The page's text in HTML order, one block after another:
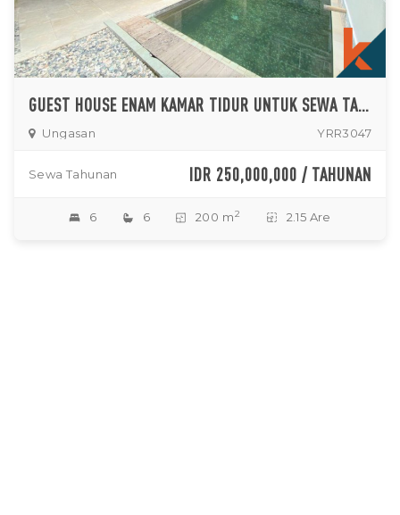
GUEST HOUSE ENAM KAMAR TIDUR UNTUK SEWA TAHUNAN TERLETAK DI UNGASAN
Ungasan YRR3047
Sewa Tahunan IDR 250,000,000 / TAHUNAN
6 6 200 m2 2.15 Are